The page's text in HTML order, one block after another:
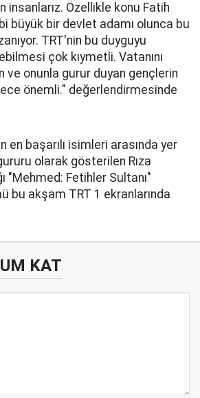
insanlarız. Özellikle konu Fatih
büyük bir devlet adamı olunca bu
TRT'nin bu duyguyu
çok kıymetli. Vatanını
ve onunla gurur duyan gençlerin
önemli." değerlendirmesinde
en başarılı isimleri arasında yer
olarak gösterilen Rıza
"Mehmed: Fetihler Sultanı"
bu akşam TRT 1 ekranlarında
KAT